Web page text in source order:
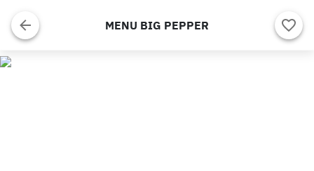
MENU BIG PEPPER